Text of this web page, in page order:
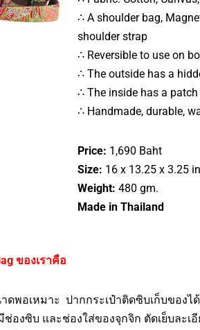
∴ A shoulder bag,
shoulder strap
∴ Reversible to use on
∴ The outside has a
∴ The inside has a
∴ Handmade, durable,
Price: 1,690 Baht
Size: 16 x 13.25 x 3.25
Weight: 480 gm.
Made in Thailand
ของเราคือ
าดพอเหมาะ ปากกระเป๋าติดซิบเก็บขอ
งซิบ และช่องใส่ของจุกจิก ตัดเย็บละเ